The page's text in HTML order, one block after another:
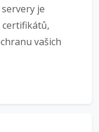
je
certifikátů,
vašich